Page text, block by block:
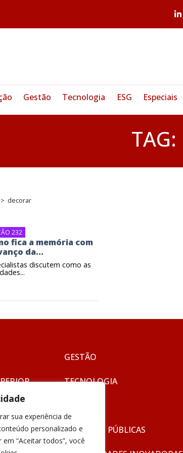
sua experiência de
personalizado e
“Aceitar todos”, você
Gestão Tecnologia ESG Especiais
TAG:
> decorar
232
fica a memória com
da...
discutem como as
GESTÃO
TECNOLOGIA
POLÍTICAS PÚBLICAS